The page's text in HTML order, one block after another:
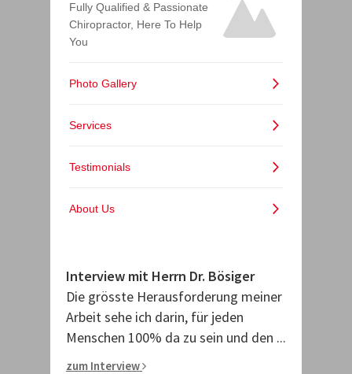
Interview mit Herrn Dr. Bösiger
Die grösste Herausforderung meiner
Arbeit sehe ich darin, für jeden
Menschen 100% da zu sein und den ...
zum Interview